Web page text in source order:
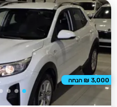
3,000 ₪ הנחה